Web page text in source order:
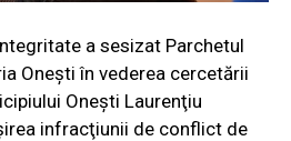
a sesizat Parchetul
Oneşti în vederea cercetării
Oneşti Laurenţiu
infracţiunii de conflict de